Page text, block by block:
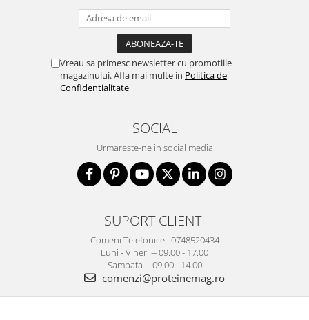
Vreau sa primesc newsletter cu promotiile
magazinului. Afla mai multe in Politica de
Confidentialitate
SOCIAL
Urmareste-ne in social media
SUPORT CLIENTI
Comeni Telefonice : 0748520434
Luni - Vineri -- 09.00 - 17.00
Sambata -- 09.00 - 14.00
comenzi@proteinemag.ro